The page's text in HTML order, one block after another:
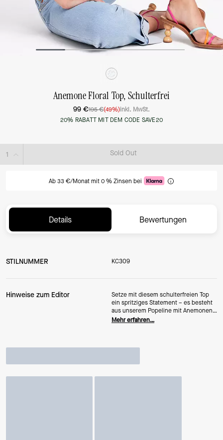
Anemone Floral Top, Schulterfrei
99 €195 €(49%)inkl. MwSt.
20% RABATT MIT DEM CODE SAVE20
Sold Out
Ab 33 €/Monat mit 0 % Zinsen bei
Details Bewertungen
STILNUMMER KC309
Hinweise zum Editor
Setze mit diesem schulterfreien Top
ein spritziges Statement – es besteht
aus unserem Popeline mit Anemonen-
Blumenprint im Stil der 60er-Jahre.
Mehr erfahren…